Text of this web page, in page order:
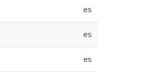
es
es
es